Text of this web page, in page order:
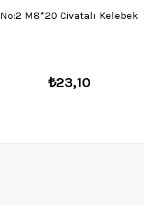
No:2 M8*20 Civatalı Kelebek
₺23,10